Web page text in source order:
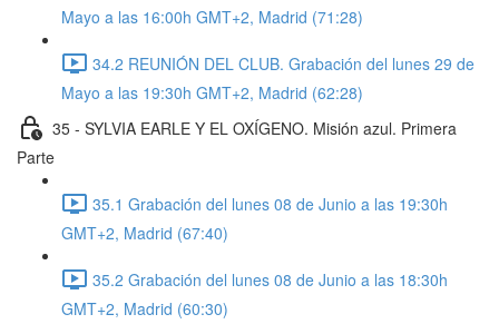
Mayo a las 16:00h GMT+2, Madrid (71:28)
34.2 REUNIÓN DEL CLUB. Grabación del lunes 29 de
Mayo a las 19:30h GMT+2, Madrid (62:28)
35 - SYLVIA EARLE Y EL OXÍGENO. Misión azul. Primera
Parte
35.1 Grabación del lunes 08 de Junio a las 19:30h
GMT+2, Madrid (67:40)
35.2 Grabación del lunes 08 de Junio a las 18:30h
GMT+2, Madrid (60:30)